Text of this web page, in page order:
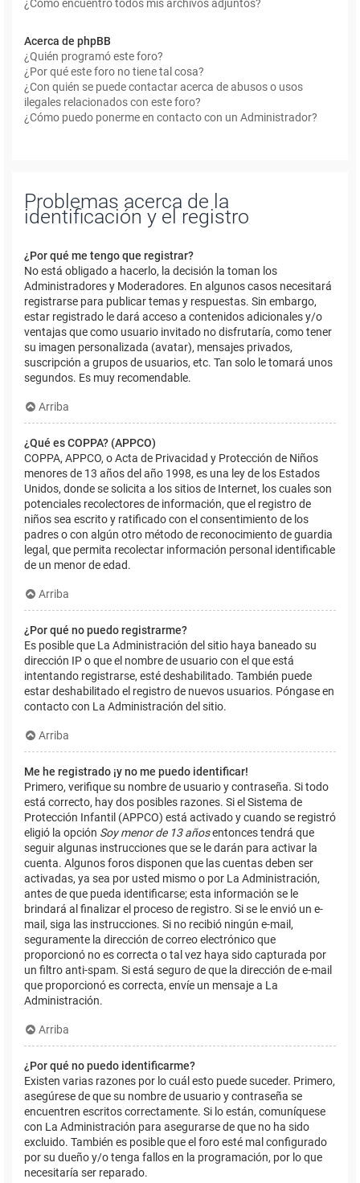
¿Cómo encuentro todos mis archivos adjuntos?
Acerca de phpBB
¿Quién programó este foro?
¿Por qué este foro no tiene tal cosa?
¿Con quién se puede contactar acerca de abusos o usos
ilegales relacionados con este foro?
¿Cómo puedo ponerme en contacto con un Administrador?
Problemas acerca de la
identificación y el registro
¿Por qué me tengo que registrar?
No está obligado a hacerlo, la decisión la toman los
Administradores y Moderadores. En algunos casos necesitará
registrarse para publicar temas y respuestas. Sin embargo,
estar registrado le dará acceso a contenidos adicionales y/o
ventajas que como usuario invitado no disfrutaría, como tener
su imagen personalizada (avatar), mensajes privados,
suscripción a grupos de usuarios, etc. Tan solo le tomará unos
segundos. Es muy recomendable.
Arriba
¿Qué es COPPA? (APPCO)
COPPA, APPCO, o Acta de Privacidad y Protección de Niños
menores de 13 años del año 1998, es una ley de los Estados
Unidos, donde se solicita a los sitios de Internet, los cuales son
potenciales recolectores de información, que el registro de
niños sea escrito y ratificado con el consentimiento de los
padres o con algún otro método de reconocimiento de guardia
legal, que permita recolectar información personal identificable
de un menor de edad.
Arriba
¿Por qué no puedo registrarme?
Es posible que La Administración del sitio haya baneado su
dirección IP o que el nombre de usuario con el que está
intentando registrarse, esté deshabilitado. También puede
estar deshabilitado el registro de nuevos usuarios. Póngase en
contacto con La Administración del sitio.
Arriba
Me he registrado ¡y no me puedo identificar!
Primero, verifique su nombre de usuario y contraseña. Si todo
está correcto, hay dos posibles razones. Si el Sistema de
Protección Infantil (APPCO) está activado y cuando se registró
eligió la opción Soy menor de 13 añosentonces tendrá que
seguir algunas instrucciones que se le darán para activar la
cuenta. Algunos foros disponen que las cuentas deben ser
activadas, ya sea por usted mismo o por La Administración,
antes de que pueda identificarse; esta información se le
brindará al finalizar el proceso de registro. Si se le envió un e-
mail, siga las instrucciones. Si no recibió ningún e-mail,
seguramente la dirección de correo electrónico que
proporcionó no es correcta o tal vez haya sido capturada por
un filtro anti-spam. Si está seguro de que la dirección de e-mail
que proporcionó es correcta, envíe un mensaje a La
Administración.
Arriba
¿Por qué no puedo identificarme?
Existen varias razones por lo cuál esto puede suceder. Primero,
asegúrese de que su nombre de usuario y contraseña se
encuentren escritos correctamente. Si lo están, comuníquese
con La Administración para asegurarse de que no ha sido
excluido. También es posible que el foro esté mal configurado
por su dueño y/o tenga fallos en la programación, por lo que
necesitaría ser reparado.